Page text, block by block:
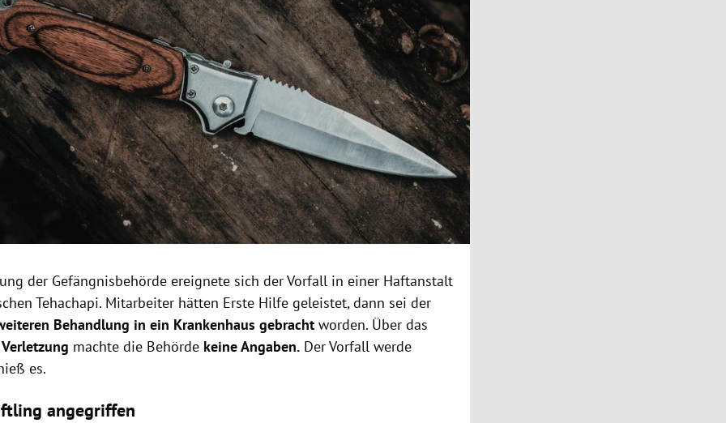
der Gefängnisbehörde ereignete sich der Vorfall in einer Haftanstalt
Tehachapi. Mitarbeiter hätten Erste Hilfe geleistet, dann sei der
Behandlung in ein Krankenhaus gebrachtworden. Über das
machte die Behörde keine Angaben. Der Vorfall werde
es.
angegriffen